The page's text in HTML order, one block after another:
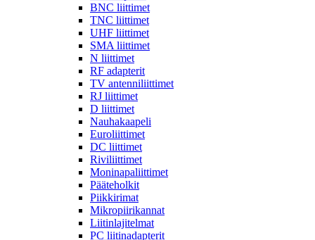
BNC liittimet
TNC liittimet
UHF liittimet
SMA liittimet
N liittimet
RF adapterit
TV antenniliittimet
RJ liittimet
D liittimet
Nauhakaapeli
Euroliittimet
DC liittimet
Riviliittimet
Moninapaliittimet
Pääteholkit
Piikkirimat
Mikropiirikannat
Liitinlajitelmat
PC liitinadapterit